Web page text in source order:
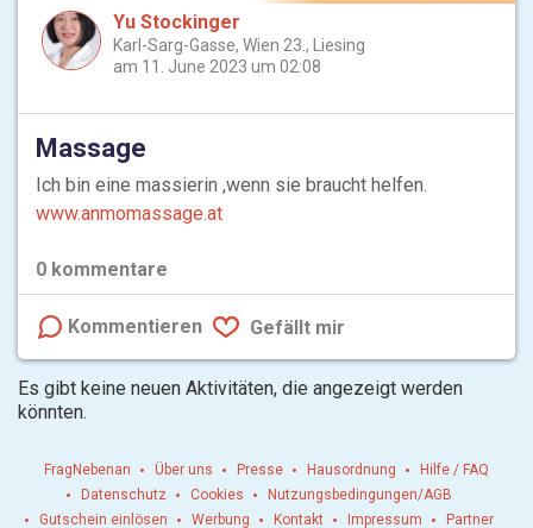
Yu Stockinger
Karl-Sarg-Gasse, Wien 23., Liesing
am 11. June 2023 um 02:08
Massage
Ich bin eine massierin ,wenn sie braucht helfen.
www.anmomassage.at
0 kommentare
Kommentieren Gefällt mir
Es gibt keine neuen Aktivitäten, die angezeigt werden
könnten.
FragNebenan Über uns Presse Hausordnung
Hilfe / FAQ
Datenschutz
Cookies
Nutzungsbedingungen/AGB
Gutschein einlösen
Werbung Kontakt Impressum Partner